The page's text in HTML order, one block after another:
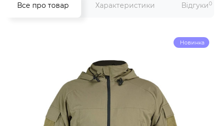
Все про товар Характеристики Відгуки0
Новинка